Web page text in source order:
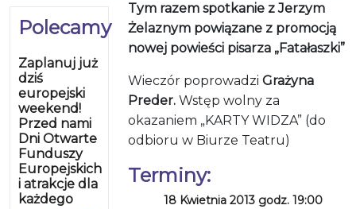
Polecamy
Zaplanuj już
dziś
europejski
weekend!
Przed nami
Dni Otwarte
Funduszy
Europejskich
i atrakcje dla
każdego
Tym razem spotkanie z Jerzym
Żelaznym powiązane z promocją
nowej powieści pisarza „Fatałaszki”
Wieczór poprowadziGrażyna
Preder.Wstęp wolny za
okazaniem „KARTY WIDZA” (do
odbioru w Biurze Teatru)
Terminy:
18 Kwietnia 2013 godz. 19:00